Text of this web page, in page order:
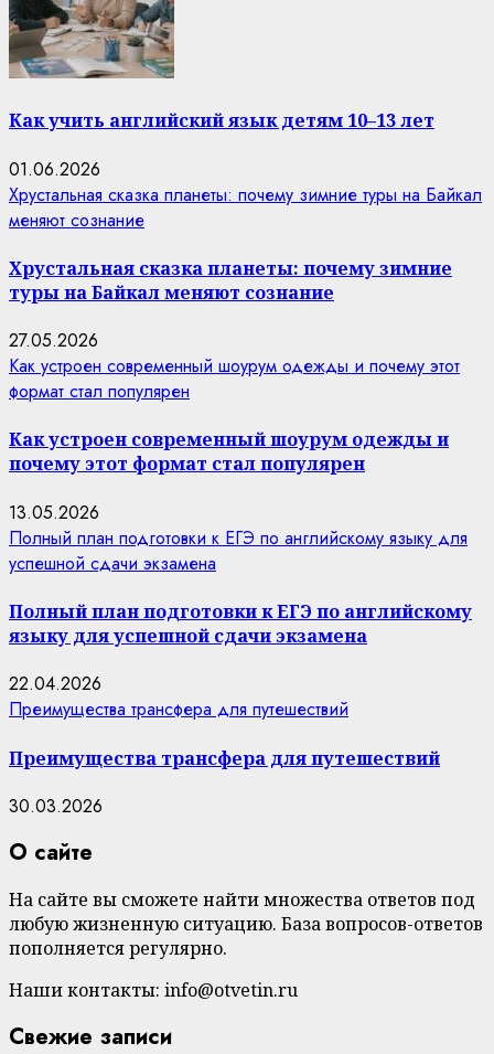
Как учить английский язык детям 10–13 лет
01.06.2026
Хрустальная сказка планеты: почему зимние туры на Байкал
меняют сознание
Хрустальная сказка планеты: почему зимние
туры на Байкал меняют сознание
27.05.2026
Как устроен современный шоурум одежды и почему этот
формат стал популярен
Как устроен современный шоурум одежды и
почему этот формат стал популярен
13.05.2026
Полный план подготовки к ЕГЭ по английскому языку для
успешной сдачи экзамена
Полный план подготовки к ЕГЭ по английскому
языку для успешной сдачи экзамена
22.04.2026
Преимущества трансфера для путешествий
Преимущества трансфера для путешествий
30.03.2026
О сайте
На сайте вы сможете найти множества ответов под
любую жизненную ситуацию. База вопросов-ответов
пополняется регулярно.
Наши контакты: info@otvetin.ru
Свежие записи